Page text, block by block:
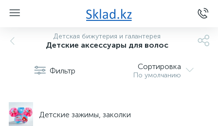
Детская бижутерия и галантерея
Детские аксессуары для волос
Фильтр Сортировка
По умолчанию
Детские зажимы, заколки